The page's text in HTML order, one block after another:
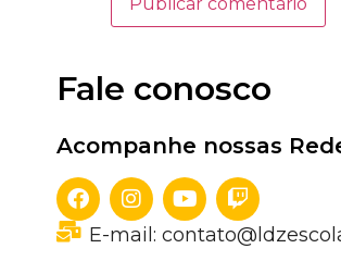
Fale conosco
Acompanhe nossas
E-mail: